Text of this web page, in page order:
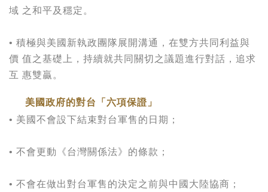
域 之和平及穩定。
• 積極與美國新執政團隊展開溝通，在雙方共同利益與
價 值之基礎上，持續就共同關切之議題進行對話，追求
互 惠雙贏。
美國政府的對台「六項保證」
• 美國不會設下結束對台軍售的日期；
• 不會更動《台灣關係法》的條款；
• 不會在做出對台軍售的決定之前與中國大陸協商；